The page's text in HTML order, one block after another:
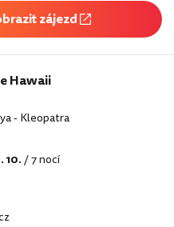
zájezd
Hawaii
-Kleopatra
10./ 7 nocí